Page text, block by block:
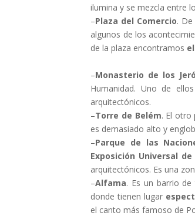
ilumina y se mezcla entre
–Plaza del Comercio.
algunos de los
de la plaza encontramos
–Monasterio de los
Humanidad. Uno de
arquitectónicos.
–Torre de Belém. El otro
es demasiado alto y
–Parque de las
Exposición Universal de
arquitectónicos. Es una
–Alfama. Es un barrio
donde tienen lugar
el canto más famoso de